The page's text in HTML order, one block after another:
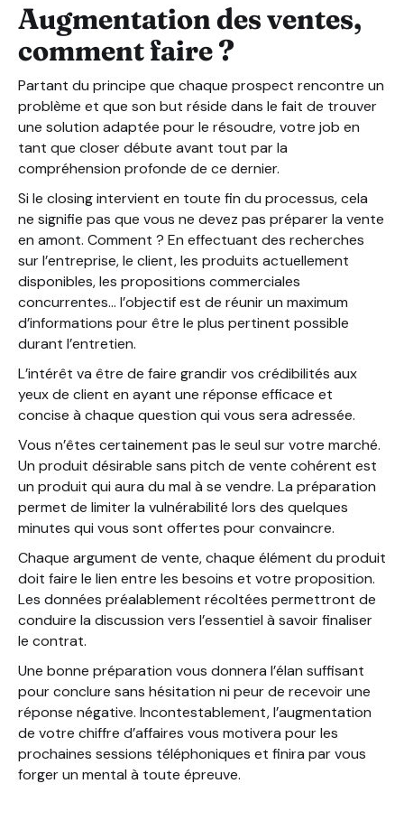
Augmentation des ventes,
comment faire ?
Partant du principe que chaque prospect rencontre un
problème et que son but réside dans le fait de trouver
une solution adaptée pour le résoudre, votre job en
tant que closer débute avant tout par la
compréhension profonde de ce dernier.
Si le closing intervient en toute fin du processus, cela
ne signifie pas que vous ne devez pas préparer la vente
en amont. Comment ? En effectuant des recherches
sur l’entreprise, le client, les produits actuellement
disponibles, les propositions commerciales
concurrentes… l’objectif est de réunir un maximum
d’informations pour être le plus pertinent possible
durant l’entretien.
L’intérêt va être de faire grandir vos crédibilités aux
yeux de client en ayant une réponse efficace et
concise à chaque question qui vous sera adressée.
Vous n’êtes certainement pas le seul sur votre marché.
Un produit désirable sans pitch de vente cohérent est
un produit qui aura du mal à se vendre. La préparation
permet de limiter la vulnérabilité lors des quelques
minutes qui vous sont offertes pour convaincre.
Chaque argument de vente, chaque élément du produit
doit faire le lien entre les besoins et votre proposition.
Les données préalablement récoltées permettront de
conduire la discussion vers l’essentiel à savoir finaliser
le contrat.
Une bonne préparation vous donnera l’élan suffisant
pour conclure sans hésitation ni peur de recevoir une
réponse négative. Incontestablement, l’augmentation
de votre chiffre d’affaires vous motivera pour les
prochaines sessions téléphoniques et finira par vous
forger un mental à toute épreuve.